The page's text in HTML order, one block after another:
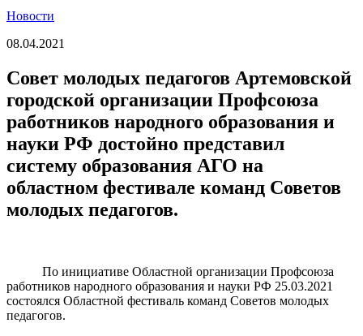
Новости
08.04.2021
Совет молодых педагогов Артемовской
городской организации Профсоюза
работников народного образования и
науки РФ достойно представил
систему образования АГО на
областном фестивале команд Советов
молодых педагогов.
По инициативе Областной организации Профсоюза
работников народного образования и науки РФ 25.03.2021
состоялся Областной фестиваль команд Советов молодых
педагогов.